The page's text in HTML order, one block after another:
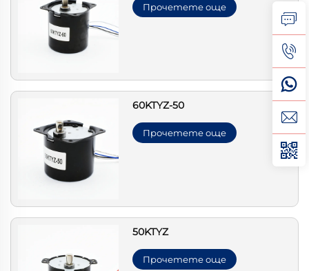
Прочетете още
60KTYZ-50
Прочетете още
50KTYZ
Прочетете още